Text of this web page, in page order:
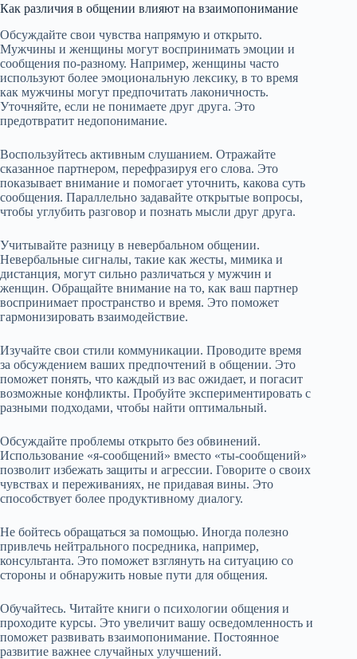
Как различия в общении влияют на взаимопонимание
Обсуждайте свои чувства напрямую и открыто.
Мужчины и женщины могут воспринимать эмоции и
сообщения по-разному. Например, женщины часто
используют более эмоциональную лексику, в то время
как мужчины могут предпочитать лаконичность.
Уточняйте, если не понимаете друг друга. Это
предотвратит недопонимание.
Воспользуйтесь активным слушанием. Отражайте
сказанное партнером, перефразируя его слова. Это
показывает внимание и помогает уточнить, какова суть
сообщения. Параллельно задавайте открытые вопросы,
чтобы углубить разговор и познать мысли друг друга.
Учитывайте разницу в невербальном общении.
Невербальные сигналы, такие как жесты, мимика и
дистанция, могут сильно различаться у мужчин и
женщин. Обращайте внимание на то, как ваш партнер
воспринимает пространство и время. Это поможет
гармонизировать взаимодействие.
Изучайте свои стили коммуникации. Проводите время
за обсуждением ваших предпочтений в общении. Это
поможет понять, что каждый из вас ожидает, и погасит
возможные конфликты. Пробуйте экспериментировать с
разными подходами, чтобы найти оптимальный.
Обсуждайте проблемы открыто без обвинений.
Использование «я-сообщений» вместо «ты-сообщений»
позволит избежать защиты и агрессии. Говорите о своих
чувствах и переживаниях, не придавая вины. Это
способствует более продуктивному диалогу.
Не бойтесь обращаться за помощью. Иногда полезно
привлечь нейтрального посредника, например,
консультанта. Это поможет взглянуть на ситуацию со
стороны и обнаружить новые пути для общения.
Обучайтесь. Читайте книги о психологии общения и
проходите курсы. Это увеличит вашу осведомленность и
поможет развивать взаимопонимание. Постоянное
развитие важнее случайных улучшений.